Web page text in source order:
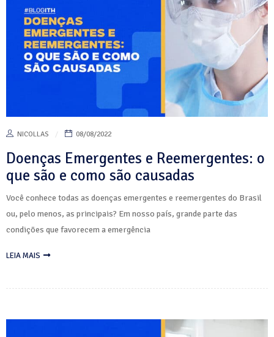
NICOLLAS 08/08/2022
Doenças Emergentes e Reemergentes: o
que são e como são causadas
Você conhece todas as doenças emergentes e reemergentes do Brasil
ou, pelo menos, as principais? Em nosso país, grande parte das
condições que favorecem a emergência
LEIA MAIS